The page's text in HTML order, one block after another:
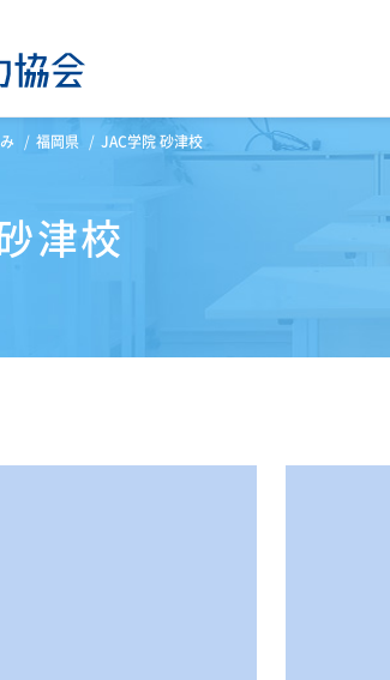
福岡県 JAC学院 砂津校
津校